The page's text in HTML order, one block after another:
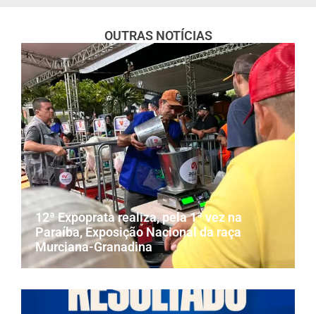
OUTRAS NOTÍCIAS
12ª Expoprata realiza, pela 1ª vez na
Paraíba, Exposição Nacional da raça
Murciana-Granadina